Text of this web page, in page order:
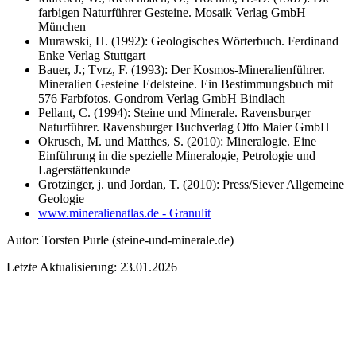
farbigen Naturführer Gesteine. Mosaik Verlag GmbH
München
Murawski, H. (1992): Geologisches Wörterbuch. Ferdinand
Enke Verlag Stuttgart
Bauer, J.; Tvrz, F. (1993): Der Kosmos-Mineralienführer.
Mineralien Gesteine Edelsteine. Ein Bestimmungsbuch mit
576 Farbfotos. Gondrom Verlag GmbH Bindlach
Pellant, C. (1994): Steine und Minerale. Ravensburger
Naturführer. Ravensburger Buchverlag Otto Maier GmbH
Okrusch, M. und Matthes, S. (2010): Mineralogie. Eine
Einführung in die spezielle Mineralogie, Petrologie und
Lagerstättenkunde
Grotzinger, j. und Jordan, T. (2010): Press/Siever Allgemeine
Geologie
www.mineralienatlas.de - Granulit
Autor: Torsten Purle (steine-und-minerale.de)
Letzte Aktualisierung: 23.01.2026